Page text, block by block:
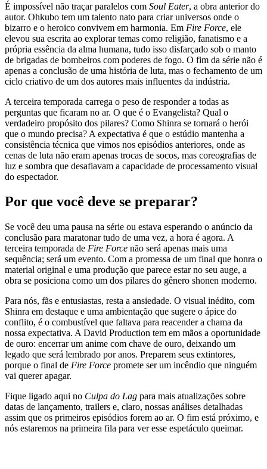
É impossível não traçar paralelos com Soul Eater, a obra anterior do
autor. Ohkubo tem um talento nato para criar universos onde o
bizarro e o heroico convivem em harmonia. Em Fire Force, ele
elevou sua escrita ao explorar temas como religião, fanatismo e a
própria essência da alma humana, tudo isso disfarçado sob o manto
de brigadas de bombeiros com poderes de fogo. O fim da série não é
apenas a conclusão de uma história de luta, mas o fechamento de um
ciclo criativo de um dos autores mais influentes da indústria.
A terceira temporada carrega o peso de responder a todas as
perguntas que ficaram no ar. O que é o Evangelista? Qual o
verdadeiro propósito dos pilares? Como Shinra se tornará o herói
que o mundo precisa? A expectativa é que o estúdio mantenha a
consistência técnica que vimos nos episódios anteriores, onde as
cenas de luta não eram apenas trocas de socos, mas coreografias de
luz e sombra que desafiavam a capacidade de processamento visual
do espectador.
Por que você deve se preparar?
Se você deu uma pausa na série ou estava esperando o anúncio da
conclusão para maratonar tudo de uma vez, a hora é agora. A
terceira temporada de Fire Force não será apenas mais uma
sequência; será um evento. Com a promessa de um final que honra o
material original e uma produção que parece estar no seu auge, a
obra se posiciona como um dos pilares do gênero shonen moderno.
Para nós, fãs e entusiastas, resta a ansiedade. O visual inédito, com
Shinra em destaque e uma ambientação que sugere o ápice do
conflito, é o combustível que faltava para reacender a chama da
nossa expectativa. A David Production tem em mãos a oportunidade
de ouro: encerrar um anime com chave de ouro, deixando um
legado que será lembrado por anos. Preparem seus extintores,
porque o final de Fire Force promete ser um incêndio que ninguém
vai querer apagar.
Fique ligado aqui no Culpa do Lag para mais atualizações sobre
datas de lançamento, trailers e, claro, nossas análises detalhadas
assim que os primeiros episódios forem ao ar. O fim está próximo, e
nós estaremos na primeira fila para ver esse espetáculo queimar.